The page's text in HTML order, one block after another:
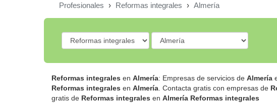
Profesionales › Reformas integrales › Almería
Reformas integrales en Almería: Empresas de servicios de Almería
Reformas integrales en Almería . Contacta gratis con empresas de
gratis de Reformas integrales en Almería Reformas integrales